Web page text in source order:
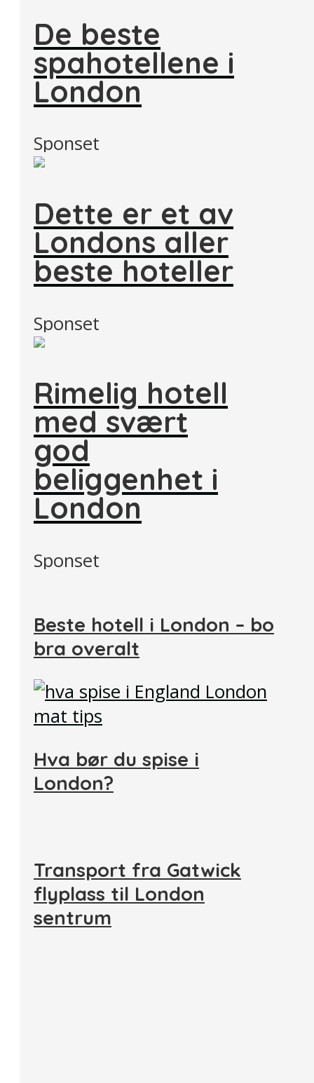
De beste
spahotellene i
London
Sponset
Dette er et av
Londons aller
beste hoteller
Sponset
Rimelig hotell
med svært
god
beliggenhet i
London
Sponset
Beste hotell i London – bo
bra overalt
Hva bør du spise i
London?
Transport fra Gatwick
flyplass til London
sentrum